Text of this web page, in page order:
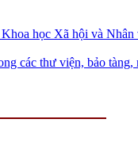
học Xã hội và Nhân
các thư viện, bảo tàng,